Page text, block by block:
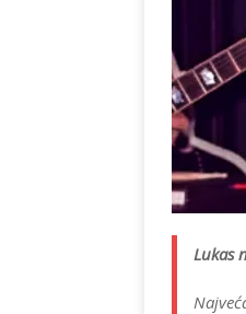
Lukas